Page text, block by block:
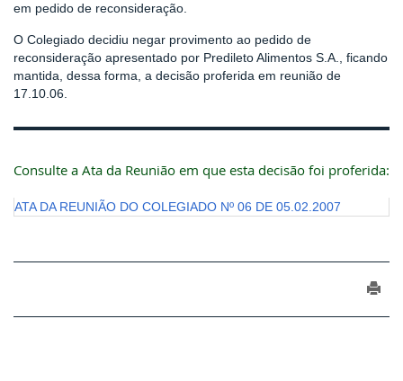
em pedido de reconsideração.
O Colegiado decidiu negar provimento ao pedido de
reconsideração apresentado por Predileto Alimentos S.A., ficando
mantida, dessa forma, a decisão proferida em reunião de
17.10.06.
Consulte a Ata da Reunião em que esta decisão foi proferida:
ATA DA REUNIÃO DO COLEGIADO Nº 06 DE 05.02.2007